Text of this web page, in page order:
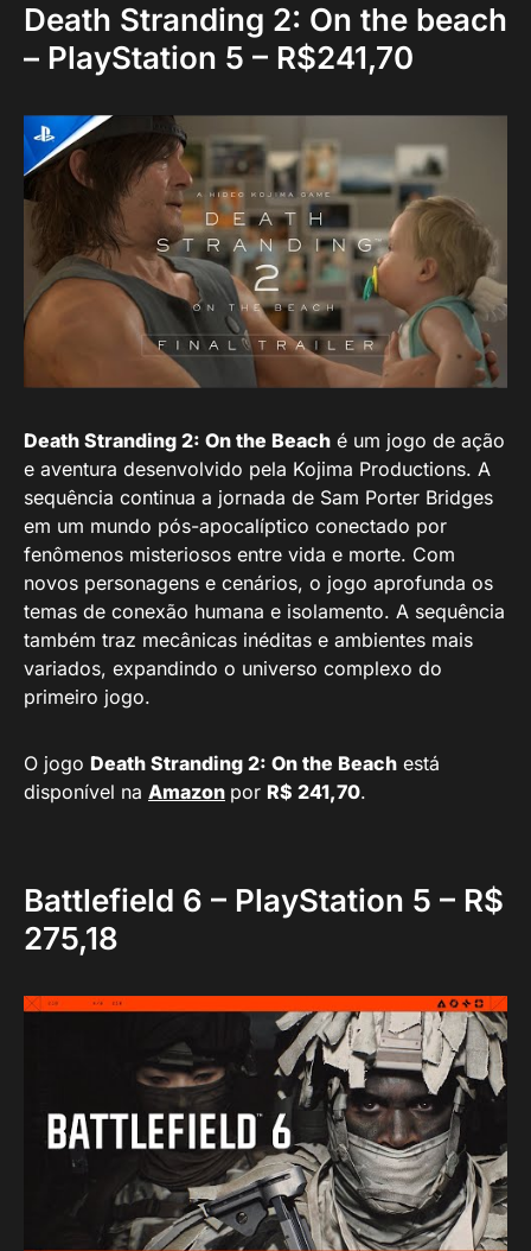
Death Stranding 2: On the beach
– PlayStation 5 – R$241,70
Death Stranding 2: On the Beach é um jogo de ação
e aventura desenvolvido pela Kojima Productions. A
sequência continua a jornada de Sam Porter Bridges
em um mundo pós-apocalíptico conectado por
fenômenos misteriosos entre vida e morte. Com
novos personagens e cenários, o jogo aprofunda os
temas de conexão humana e isolamento. A sequência
também traz mecânicas inéditas e ambientes mais
variados, expandindo o universo complexo do
primeiro jogo.
O jogo Death Stranding 2: On the Beach está
disponível na Amazon por R$ 241,70.
Battlefield 6 – PlayStation 5 – R$
275,18